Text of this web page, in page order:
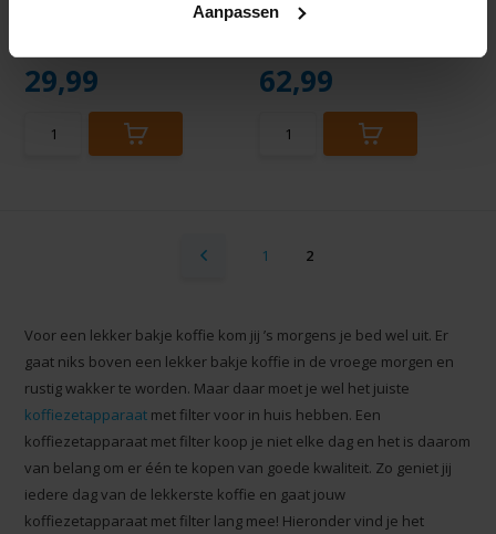
Aanpassen
Informeer naar de
29,99 62,99
1 2
Voor een lekker bakje koffie kom jij ’s morgens je bed wel uit. Er
gaat niks boven een lekker bakje koffie in de vroege morgen en
rustig wakker te worden. Maar daar moet je wel het juiste
koffiezetapparaat met filter voor in huis hebben. Een
koffiezetapparaat met filter koop je niet elke dag en het is daarom
van belang om er één te kopen van goede kwaliteit. Zo geniet jij
iedere dag van de lekkerste koffie en gaat jouw
koffiezetapparaat met filter lang mee! Hieronder vind je het